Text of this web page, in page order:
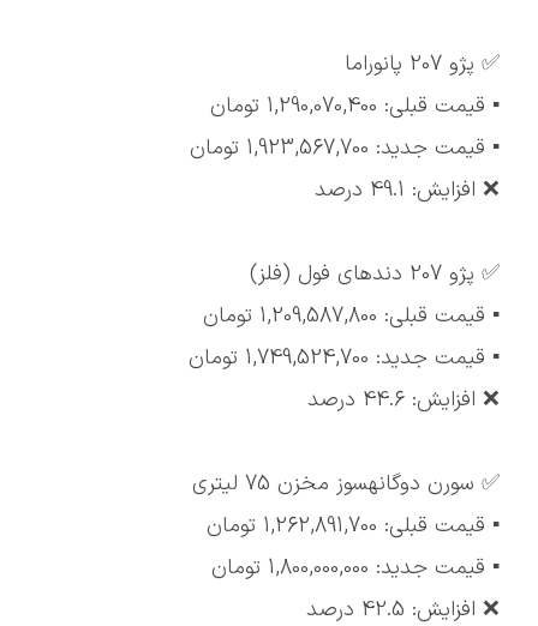
✅ پژو 207 پانوراما
▪️ قیمت قبلی: 1,290,070,400 تومان
▪️ قیمت جدید: 1,923,567,700 تومان
❌ افزایش: 49.1 درصد
✅ پژو 207 دندهای فول (فلز)
▪️ قیمت قبلی: 1,209,587,800 تومان
▪️ قیمت جدید: 1,749,524,700 تومان
❌ افزایش: 44.6 درصد
✅ سورن دوگانهسوز مخزن 75 لیتری
▪️ قیمت قبلی: 1,262,891,700 تومان
▪️ قیمت جدید: 1,800,000,000 تومان
❌ افزایش: 42.5 درصد